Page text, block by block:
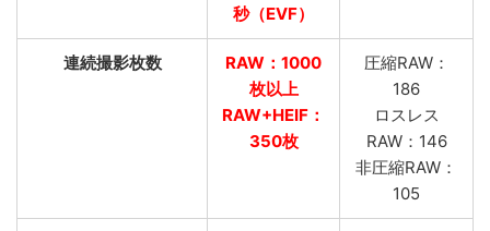
秒（EVF）
連続撮影枚数
RAW：1000
枚以上
RAW+HEIF：
350枚
圧縮RAW：
186
ロスレス
RAW：146
非圧縮RAW：
105